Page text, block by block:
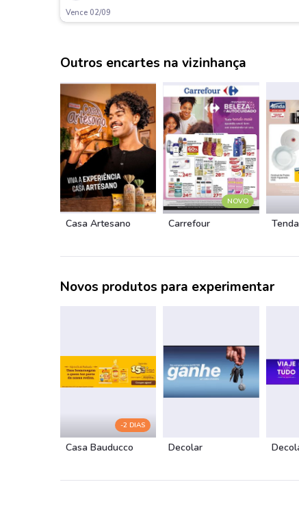
Vence 02/09
Outros encartes na vizinhança
Casa Artesano
NOVO
Carrefour
Novos produtos para experimentar
-2 DIAS
Casa Bauducco Decolar